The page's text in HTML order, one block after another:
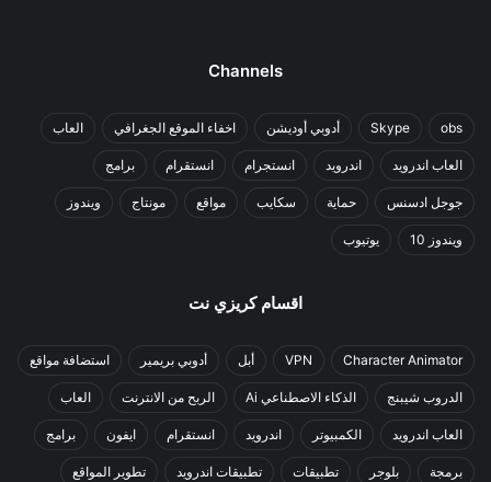
Channels
obs
Skype أدوبي أوديشن اخفاء الموقع الجغرافي العاب
العاب اندرويد اندرويد انستجرام انستقرام برامج
جوجل ادسنس حماية سكايب مواقع مونتاج ويندوز
ويندوز 10 يوتيوب
اقسام كريزي نت
Character Animator
VPN أبل أدوبي بريمير استضافة مواقع
الدروب شيبنج الذكاء الاصطناعي Ai الربح من الانترنت العاب
العاب اندرويد الكمبيوتر اندرويد انستقرام ايفون برامج
برمجة بلوجر تطبيقات تطبيقات اندرويد تطوير المواقع